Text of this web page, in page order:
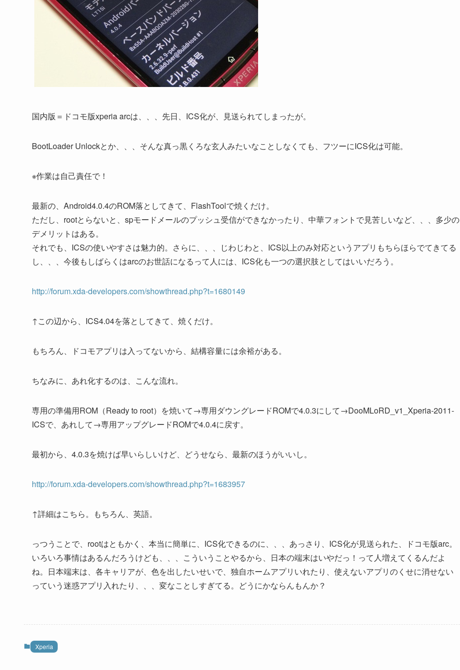
国内版＝ドコモ版xperia arcは、、、先日、ICS化が、見送られてしまったが。
BootLoader Unlockとか、、、そんな真っ黒くろな玄人みたいなことしなくても、フツーにICS化は可能。
※作業は自己責任で！
最新の、Android4.0.4のROM落としてきて、FlashToolで焼くだけ。
ただし、rootとらないと、spモードメールのプッシュ受信ができなかったり、中華フォントで見苦しいなど、、、多少の
デメリットはある。
それでも、ICSの使いやすさは魅力的。さらに、、、じわじわと、ICS以上のみ対応というアプリもちらほらでてきてる
し、、、今後もしばらくはarcのお世話になるって人には、ICS化も一つの選択肢としてはいいだろう。
http://forum.xda-developers.com/showthread.php?t=1680149
↑この辺から、ICS4.04を落としてきて、焼くだけ。
もちろん、ドコモアプリは入ってないから、結構容量には余裕がある。
ちなみに、あれ化するのは、こんな流れ。
専用の準備用ROM（Ready to root）を焼いて→専用ダウングレードROMで4.0.3にして→DooMLoRD_v1_Xperia-2011-
ICSで、あれして→専用アップグレードROMで4.0.4に戻す。
最初から、4.0.3を焼けば早いらしいけど、どうせなら、最新のほうがいいし。
http://forum.xda-developers.com/showthread.php?t=1683957
↑詳細はこちら。もちろん、英語。
っつうことで、rootはともかく、本当に簡単に、ICS化できるのに、、、あっさり、ICS化が見送られた、ドコモ版arc。
いろいろ事情はあるんだろうけども、、、こういうことやるから、日本の端末はいやだっ！って人増えてくるんだよ
ね。日本端末は、各キャリアが、色を出したいせいで、独自ホームアプリいれたり、使えないアプリのくせに消せない
っていう迷惑アプリ入れたり、、、変なことしすぎてる。どうにかならんもんか？
Xperia